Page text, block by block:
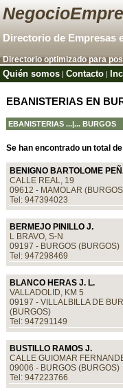
Directorio de Empresas
Directorio optimizado para
Quién somos |Contacto
EBANISTERIAS EN
EBANISTERIAS...|... BURGOS
Se han encontrado un total
BENIGNO BARTOLOME
CALLE REAL, 19
09612 - MAMOLAR
Tel: 947394023
BERMEJO PINILLO J.
L BRAVO, S-N
09197 - BURGOS (BURGOS)
Tel: 947298469
BLANCO HERAS J. L.
VALLADOLID, KM 5
09197 - VILLALBILLA DE
(BURGOS)
Tel: 947291149
BUSTILLO RAMOS J.
CALLE GUIOMAR
09006 - BURGOS (BURGOS)
Tel: 947223766